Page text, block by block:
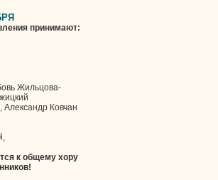
принимают:
Жильцова-
Ковчан
к общему хору